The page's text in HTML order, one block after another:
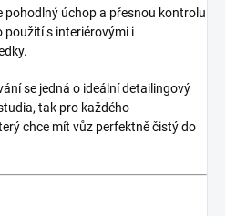
pohodlný úchop a přesnou kontrolu
použití s interiérovými i
se jedná o ideální detailingový
tak pro každého
chce mít vůz perfektně čistý do